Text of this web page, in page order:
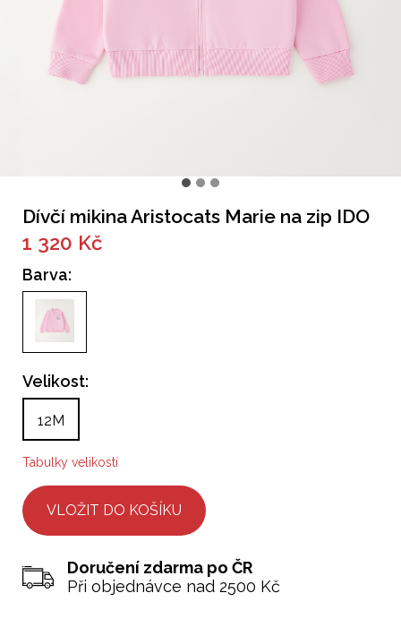
Dívčí mikina Aristocats Marie na zip IDO
1 320 Kč
Barva:
Velikost:
12M
Tabulky velikostí
Doručení zdarma po ČR
Při objednávce nad 2500 Kč